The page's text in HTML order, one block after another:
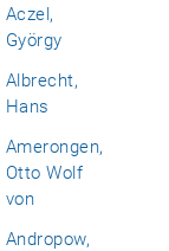
Aczel,
György
Albrecht,
Hans
Amerongen,
Otto Wolf
von
Andropow,